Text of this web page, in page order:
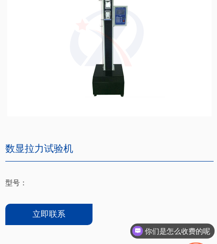
数显拉力试验机
型号：
立即联系
现在有优惠活动吗